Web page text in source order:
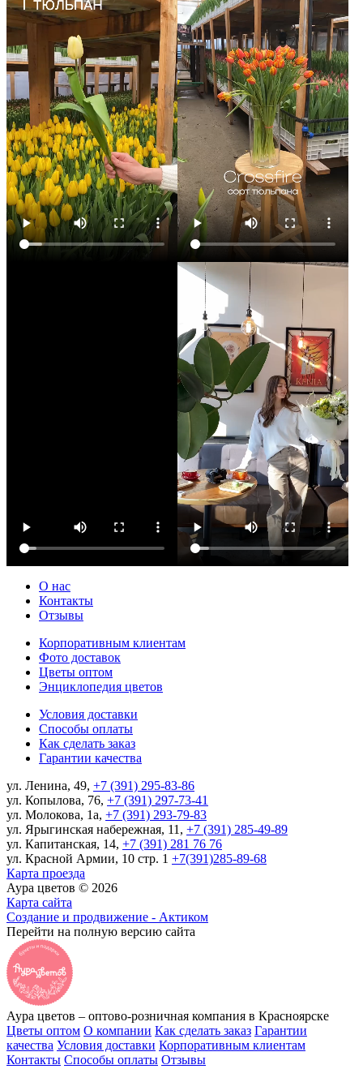
О нас
Контакты
Отзывы
Корпоративным клиентам
Фото доставок
Цветы оптом
Энциклопедия цветов
Условия доставки
Способы оплаты
Как сделать заказ
Гарантии качества
ул. Ленина, 49, +7 (391) 295-83-86
ул. Копылова, 76, +7 (391) 297-73-41
ул. Молокова, 1а, +7 (391) 293-79-83
ул. Ярыгинская набережная, 11, +7 (391) 285-49-89
ул. Капитанская, 14, +7 (391) 281 76 76
ул. Красной Армии, 10 стр. 1 +7(391)285-89-68
Карта проезда
Аура цветов © 2026
Карта сайта
Создание и продвижение - Актиком
Перейти на полную версию сайта
Аура цветов – оптово-розничная компания в Красноярске
Цветы оптом О компании Как сделать заказ Гарантии
качества Условия доставки Корпоративным клиентам
Контакты Способы оплаты Отзывы